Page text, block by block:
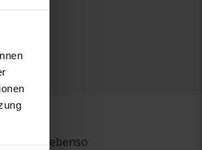
aber ein ebenso